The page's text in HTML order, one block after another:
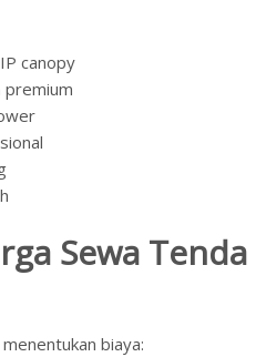
canopy
premium
Sewa
biaya: